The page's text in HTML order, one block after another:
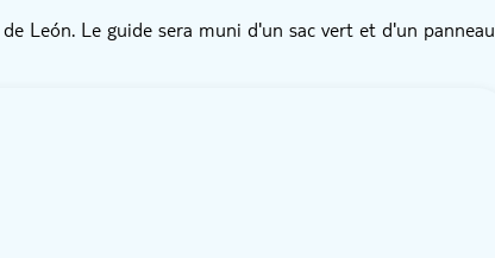
León. Le guide sera muni d'un sac vert et d'un panneau